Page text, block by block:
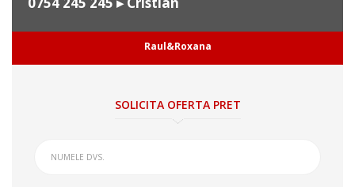
Raul&Roxana
SOLICITA OFERTA PRET